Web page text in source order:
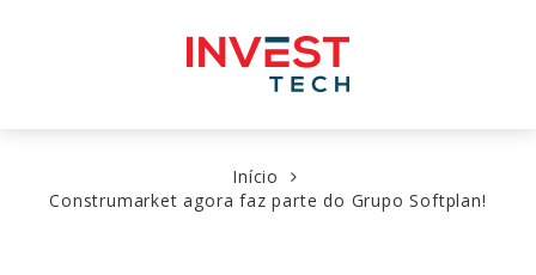
para
o
conteúdo
Início
Construmarket agora faz parte do Grupo Softplan!